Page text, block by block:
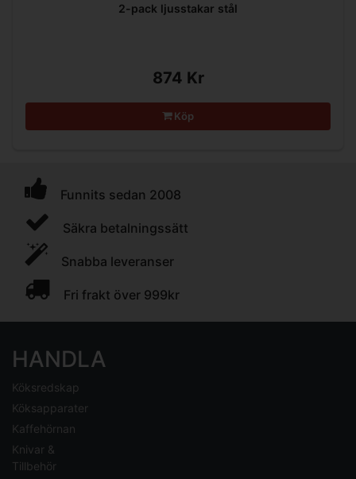
2-pack ljusstakar stål
874 Kr
Köp
Funnits sedan 2008
Säkra betalningssätt
Snabba leveranser
Fri frakt över 999kr
HANDLA
Köksredskap
Köksapparater
Kaffehörnan
Knivar &
Tillbehör